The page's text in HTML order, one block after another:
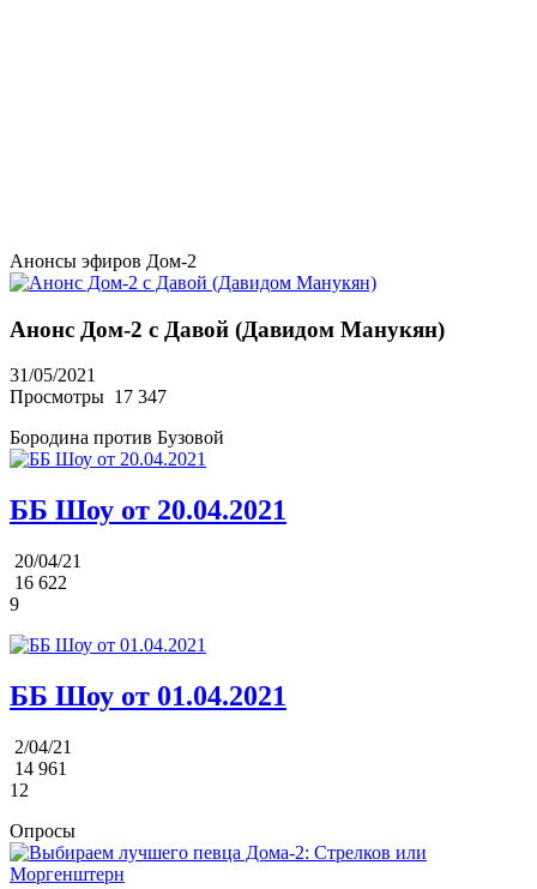
Анонсы эфиров Дом-2
Анонс Дом-2 с Давой (Давидом Манукян)
31/05/2021
Просмотры 17 347
Бородина против Бузовой
ББ Шоу от 20.04.2021
20/04/21
16 622
9
ББ Шоу от 01.04.2021
2/04/21
14 961
12
Опросы